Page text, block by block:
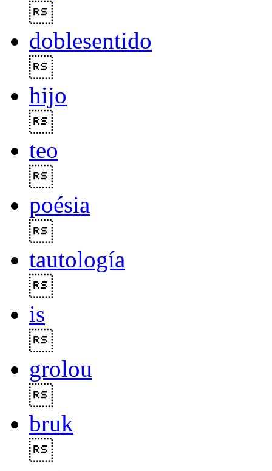
doblesentido
hijo
teo
poésia
tautología
is
grolou
bruk